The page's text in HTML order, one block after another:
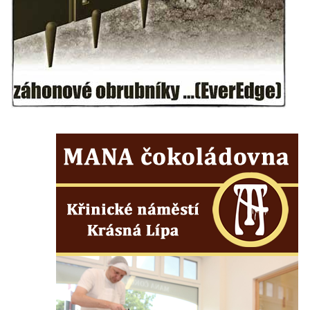
Sadech u Mlýnské stoky v Českých
Budějovicích
Sochy brouků u Mlýnské stoky v Českých
Budějovicích
Socha svatého Vincence Ferrerského na
nádvoří kláštera dominikánů v Českých
Socha svatého Zachariáše na nádvoří
kláštera dominikánů v Českých
Budějovicích
Socha svatého Josefa na nádvoří kláštera
dominikánů v Českých Budějovicích
dominikánů v Českých Budějovicích
Socha svatého Dominika na nádvoří
kláštera dominikánů v Českých